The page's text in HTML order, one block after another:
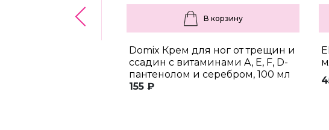
В корзину
Domix Крем для ног от трещин и
ссадин с витаминами A, E, F, D-
пантенолом и серебром, 100 мл
155 ₽